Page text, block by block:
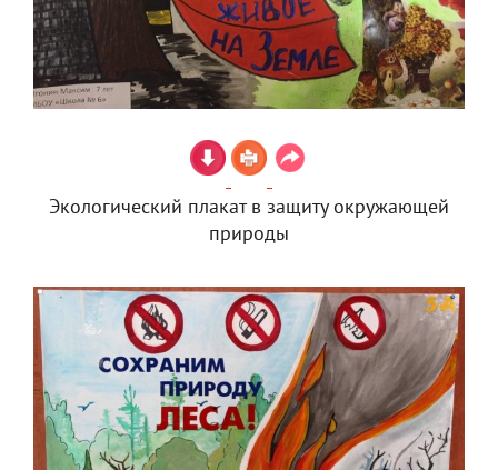
Экологический плакат в защиту окружающей
природы